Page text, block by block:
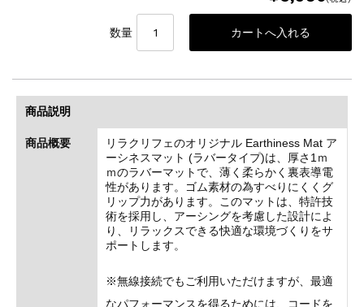
数量
商品説明
商品概要
リラクリフェのオリジナル Earthiness Mat ア
ーシネスマット (ラバータイプ)は、厚さ1ｍ
ｍのラバーマットで、薄く柔らかく裏表導電
性があります。ゴム素材の為すべりにくくグ
リップ力があります。このマットは、特許技
術を採用し、アーシングを考慮した設計によ
り、リラックスできる快適な環境づくりをサ
ポートします。
※無線接続でもご利用いただけますが、最適
なパフォーマンスを得るためには、コードを